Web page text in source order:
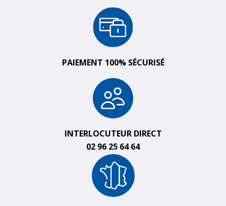
PAIEMENT 100% SÉCURISÉ
INTERLOCUTEUR DIRECT
02 96 25 64 64